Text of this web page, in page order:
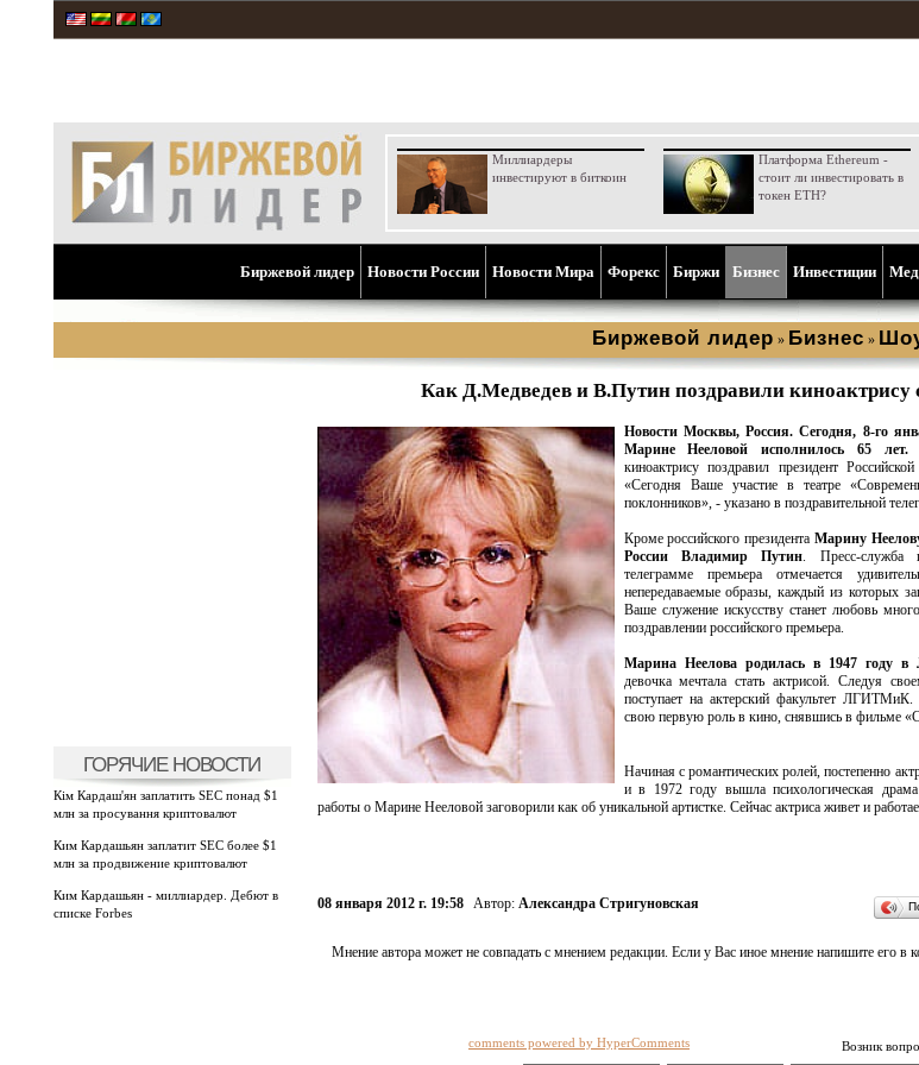
Миллиардеры
инвестируют в биткоин
Платформа Ethereum -
стоит ли инвестировать в
токен ETH?
Биржевой лидер Новости России Новости Мира Форекс Биржи Бизнес Инвестиции
Биржевой лидер » Бизнес »
ГОРЯЧИЕ НОВОСТИ
Кім Кардаш'ян заплатить SEC понад $1
млн за просування криптовалют
Ким Кардашьян заплатит SEC более $1
млн за продвижение криптовалют
Ким Кардашьян - миллиардер. Дебют в
списке Forbes
Как Д.Медведев и В.Путин поздравили киноактрису
Новости Москвы, Россия. Сегодня, 8-го
Марине Нееловой исполнилось 65
киноактрису поздравил президент
«Сегодня Ваше участие в театре
поклонников», - указано в поздравительной
Кроме российского президентаМарину
России Владимир Путин. Пресс-служба
телеграмме премьера отмечается
непередаваемые образы, каждый из которых
Ваше служение искусству станет любовь
поздравлении российского премьера.
Марина Неелова родилась в 1947 году в
девочка мечтала стать актрисой. Следуя
поступает на актерский факультет ЛГИТМиК.
свою первую роль в кино, снявшись в фильме
Начиная с романтических ролей, постепенно
и в 1972 году вышла психологическая
работы о Марине Нееловой заговорили как об уникальной артистке. Сейчас актриса живет и
08 января 2012 г. 19:58 Автор: Александра Стригуновская
Мнение автора может не совпадать с мнением редакции. Если у Вас иное мнение напишите его в
Возник
comments powered by HyperComments